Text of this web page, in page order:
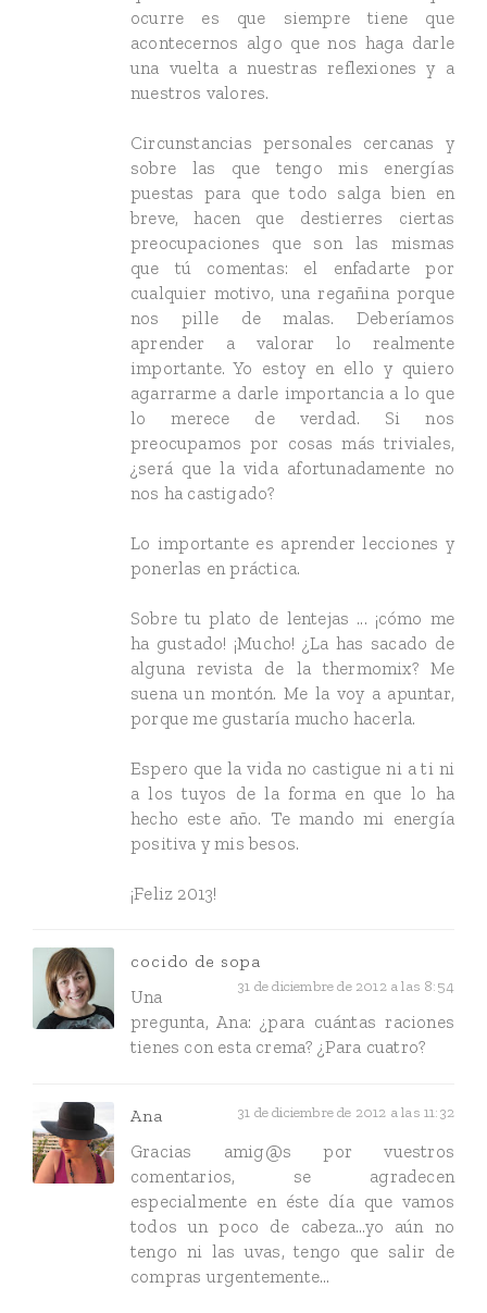
ocurre es que siempre tiene que
acontecernos algo que nos haga darle
una vuelta a nuestras reflexiones y a
nuestros valores.
Circunstancias personales cercanas y
sobre las que tengo mis energías
puestas para que todo salga bien en
breve, hacen que destierres ciertas
preocupaciones que son las mismas
que tú comentas: el enfadarte por
cualquier motivo, una regañina porque
nos pille de malas. Deberíamos
aprender a valorar lo realmente
importante. Yo estoy en ello y quiero
agarrarme a darle importancia a lo que
lo merece de verdad. Si nos
preocupamos por cosas más triviales,
¿será que la vida afortunadamente no
nos ha castigado?
Lo importante es aprender lecciones y
ponerlas en práctica.
Sobre tu plato de lentejas ... ¡cómo me
ha gustado! ¡Mucho! ¿La has sacado de
alguna revista de la thermomix? Me
suena un montón. Me la voy a apuntar,
porque me gustaría mucho hacerla.
Espero que la vida no castigue ni a ti ni
a los tuyos de la forma en que lo ha
hecho este año. Te mando mi energía
positiva y mis besos.
¡Feliz 2013!
cocido de sopa
31 de diciembre de 2012 a las 8:54
Una
pregunta, Ana: ¿para cuántas raciones
tienes con esta crema? ¿Para cuatro?
Ana 31 de diciembre de 2012 a las 11:32
Gracias amig@s por vuestros
comentarios, se agradecen
especialmente en éste día que vamos
todos un poco de cabeza...yo aún no
tengo ni las uvas, tengo que salir de
compras urgentemente...